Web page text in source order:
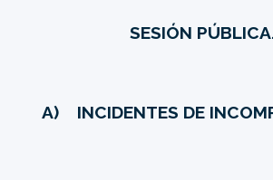
SESIÓN
A) INCIDENTES DE